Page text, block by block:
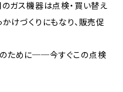
ガス機器は点検・買い替え
けづくりにもなり、販売促
ために──今すぐこの点検